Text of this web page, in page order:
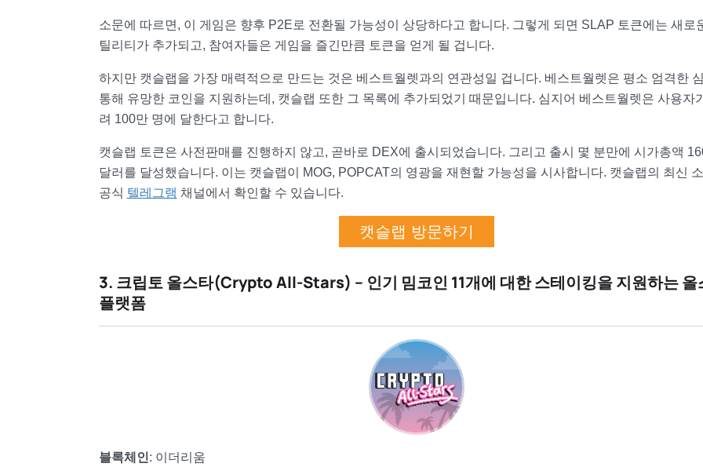
소문에 따르면, 이 게임은 향후 P2E로 전환될 가능성이 상당하다고 합니다. 그렇게 되면 SLAP 토큰에는 새로
틸리티가 추가되고, 참여자들은 게임을 즐긴만큼 토큰을 얻게 될 겁니다.
하지만 캣슬랩을 가장 매력적으로 만드는 것은 베스트월렛과의 연관성일 겁니다. 베스트월렛은 평소 엄격한
통해 유망한 코인을 지원하는데, 캣슬랩 또한 그 목록에 추가되었기 때문입니다. 심지어 베스트월렛은 사용자
려 100만 명에 달한다고 합니다.
캣슬랩 토큰은 사전판매를 진행하지 않고, 곧바로 DEX에 출시되었습니다. 그리고 출시 몇 분만에 시가총액
달러를 달성했습니다. 이는 캣슬랩이 MOG, POPCAT의 영광을 재현할 가능성을 시사합니다. 캣슬랩의 최신
공식 텔레그램 채널에서 확인할 수 있습니다.
캣슬랩 방문하기
3. 크립토 올스타(Crypto All-Stars) – 인기 밈코인 11개에 대한 스테이킹을 지원하는 올
플랫폼
블록체인: 이더리움